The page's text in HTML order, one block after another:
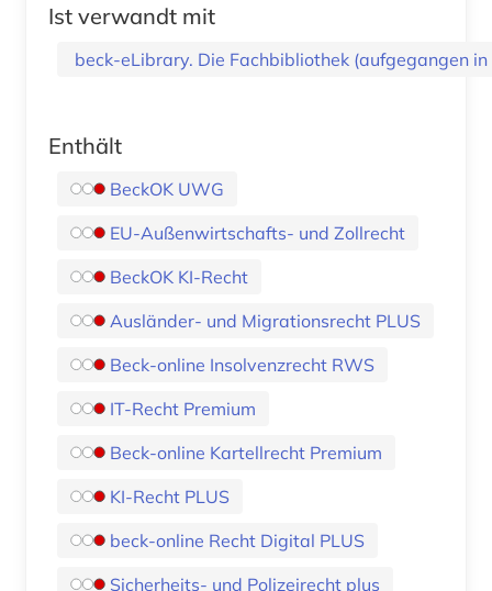
Ist verwandt mit
beck-eLibrary. Die Fachbibliothek (aufgegangen
Enthält
BeckOK UWG
EU-Außenwirtschafts- und Zollrecht
BeckOK KI-Recht
Ausländer- und Migrationsrecht PLUS
Beck-online Insolvenzrecht RWS
IT-Recht Premium
Beck-online Kartellrecht Premium
KI-Recht PLUS
beck-online Recht Digital PLUS
Sicherheits- und Polizeirecht plus